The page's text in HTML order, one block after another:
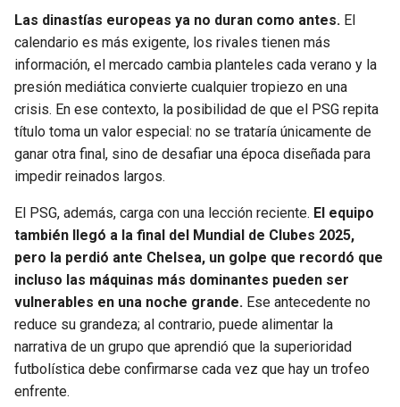
Las dinastías europeas ya no duran como antes. El
calendario es más exigente, los rivales tienen más
información, el mercado cambia planteles cada verano y la
presión mediática convierte cualquier tropiezo en una
crisis. En ese contexto, la posibilidad de que el PSG repita
título toma un valor especial: no se trataría únicamente de
ganar otra final, sino de desafiar una época diseñada para
impedir reinados largos.
El PSG, además, carga con una lección reciente. El equipo
también llegó a la final del Mundial de Clubes 2025,
pero la perdió ante Chelsea, un golpe que recordó que
incluso las máquinas más dominantes pueden ser
vulnerables en una noche grande. Ese antecedente no
reduce su grandeza; al contrario, puede alimentar la
narrativa de un grupo que aprendió que la superioridad
futbolística debe confirmarse cada vez que hay un trofeo
enfrente.